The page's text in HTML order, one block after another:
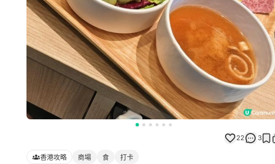
22 3
香港攻略 商場 食 打卡